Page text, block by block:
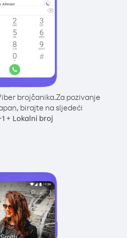
brojčanika.Za pozivanje
birajte na sljedeći
1 + Lokalni broj